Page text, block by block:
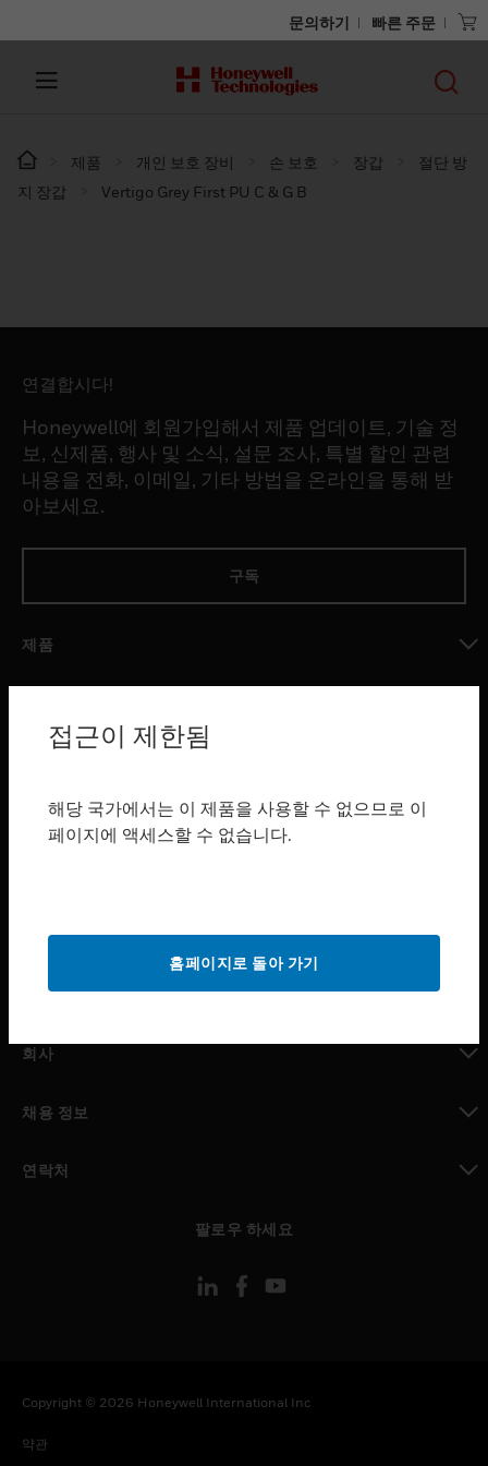
문의하기 빠른 주문
제품 개인 보호 장비 손 보호 장갑
절단 방
지 장갑
Vertigo Grey First PU C & G B
연결합시다!
Honeywell에 회원가입해서 제품 업데이트, 기술 정
보, 신제품, 행사 및 소식, 설문 조사, 특별 할인 관련
내용을 전화, 이메일, 기타 방법을 온라인을 통해 받
아보세요.
구독
제품
toggle view
toggle view
toggle view
산업 분야
구매처
MYAUTOMATION サポート
회사
채용 정보
연락처
팔로우 하세요
Copyright © 2026 Honeywell International Inc
약관
접근이 제한됨
해당 국가에서는 이 제품을 사용할 수 없으므로 이
페이지에 액세스할 수 없습니다.
홈페이지로 돌아 가기